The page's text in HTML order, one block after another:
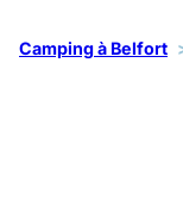
Camping à Belfort